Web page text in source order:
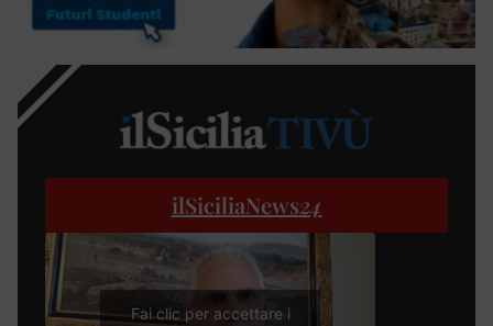
ilSiciliaNews24
Fai clic per accettare i